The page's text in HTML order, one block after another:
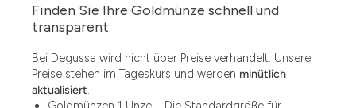
1.49
1.87
Finden Sie Ihre Goldmünze schnell und
transparent
Bei Degussa wird nicht über Preise verhandelt. Unsere
Preise stehen im Tageskurs und werden minütlich
aktualisiert.